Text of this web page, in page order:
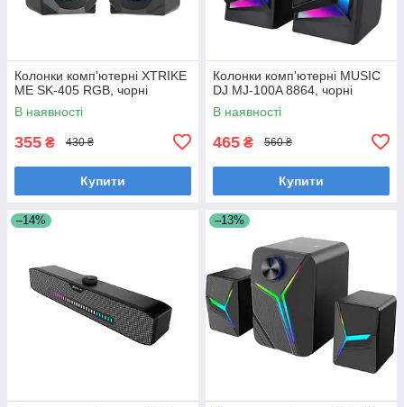
Колонки комп'ютерні XTRIKE
ME SK-405 RGB, чорні
В наявності
355 ₴ 430 ₴
Купити
Колонки комп'ютерні MUSIC
DJ MJ-100A 8864, чорні
В наявності
465 ₴ 560 ₴
Купити
–14% –13%